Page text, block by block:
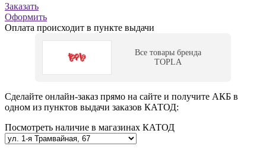
Заказать
Оформить
Оплата происходит в пункте выдачи
Все товары бренда
TOPLA
Сделайте онлайн-заказ прямо на сайте и получите АКБ в
одном из пунктов выдачи заказов КАТОД:
Посмотреть наличие в магазинах КАТОД